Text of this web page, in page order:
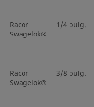
Racor
Swagelok®
1/4 pulg.
Racor
Swagelok®
3/8 pulg.